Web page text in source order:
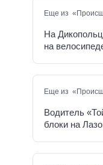
Еще из
На
на
Еще из
Водитель
блоки на